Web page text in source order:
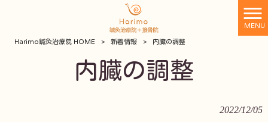
MENU
Harimo鍼灸治療院 HOME > 新着情報 > 内臓の調整
内臓の調整
2022/12/05